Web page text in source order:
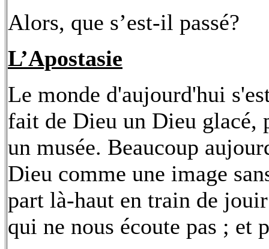
Alors, que s’est-il passé?
L’Apostasie
Le monde d'aujourd'hui
fait de Dieu un Dieu glacé,
un musée. Beaucoup
Dieu comme une image
part là-haut en train de
qui ne nous écoute pas ; et